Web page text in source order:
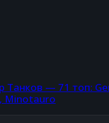
Танков — 71 топ:
Minotauro